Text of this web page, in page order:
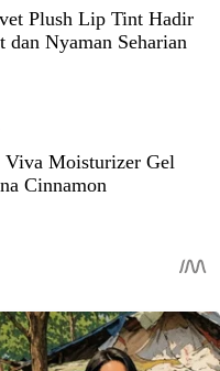
Plush Lip Tint Hadir
dan Nyaman Seharian
Viva Moisturizer Gel
Cinnamon